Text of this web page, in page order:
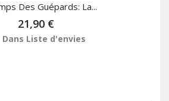
Des Guépards: La...
21,90 €
Dans Liste d'envies